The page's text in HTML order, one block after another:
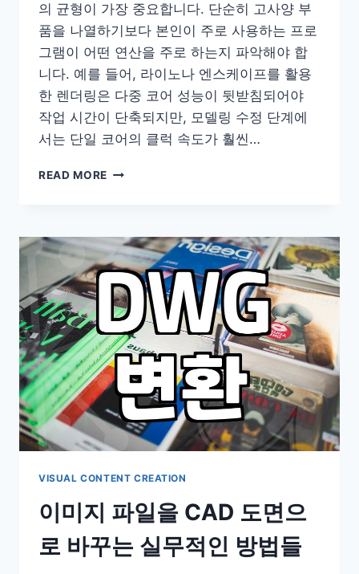
의 균형이 가장 중요합니다. 단순히 고사양 부
품을 나열하기보다 본인이 주로 사용하는 프로
그램이 어떤 연산을 주로 하는지 파악해야 합
니다. 예를 들어, 라이노나 엔스케이프를 활용
한 렌더링은 다중 코어 성능이 뒷받침되어야
작업 시간이 단축되지만, 모델링 수정 단계에
서는 단일 코어의 클럭 속도가 훨씬…
READ MORE 3D
작
업
용
PC
견
적
을
맞
출
때
고
려
실
인
준
VISUAL CONTENT CREATION
이미지 파일을 CAD 도면으
로 바꾸는 실무적인 방법들